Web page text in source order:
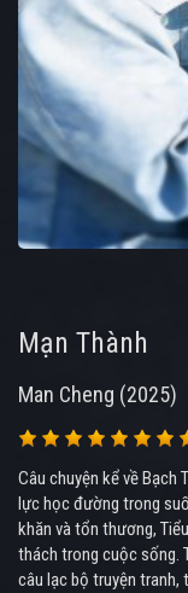
Mạn Thành
Man Cheng (2025)
Câu chuyện kể về Bạch
lực học đường trong
khăn và tổn thương,
thách trong cuộc sống.
câu lạc bộ truyện